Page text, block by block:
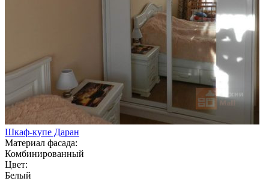
Шкаф-купе Даран
Материал фасада:
Комбинированный
Цвет:
Белый